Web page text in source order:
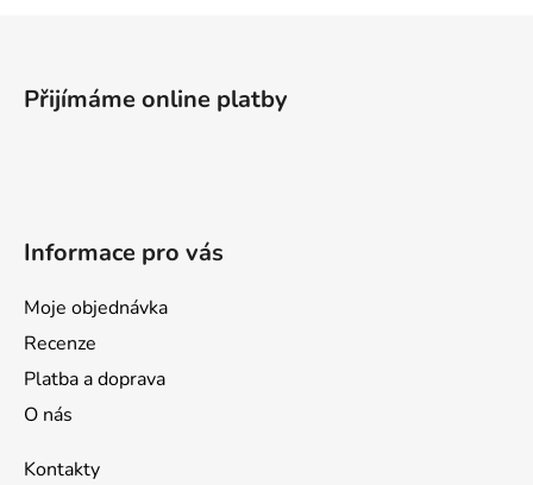
Přijímáme online platby
Informace pro vás
Moje objednávka
Recenze
Platba a doprava
O nás
Kontakty